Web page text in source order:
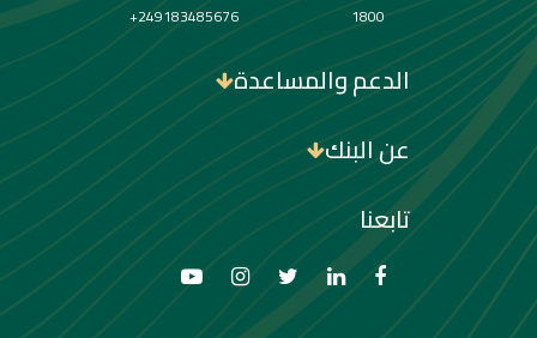
1800
249183485676+
الدعم والمساعدة
عن البنك
تابعنا